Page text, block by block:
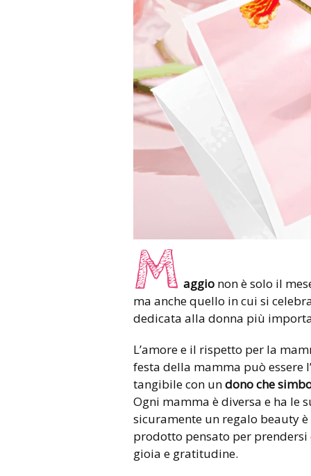
M aggio non è solo il
ma anche quello in cui si
dedicata alla donna più
L’amore e il rispetto per la
festa della mamma può essere
tangibile con undono che
Ogni mamma è diversa e ha le
sicuramente un regalo beauty
prodotto pensato per prendersi
gioia e gratitudine.